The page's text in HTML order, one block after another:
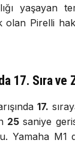
yaşayan
olan Pirelli
17. Sıra ve
17.
25 saniye
Yamaha M1